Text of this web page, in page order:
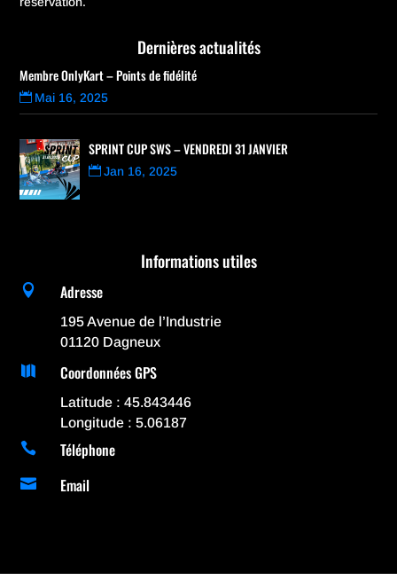
Dernières actualités
Membre OnlyKart – Points de fidélité
Mai 16, 2025
SPRINT CUP SWS – VENDREDI 31 JANVIER
Jan 16, 2025
Informations utiles
 Adresse
195 Avenue de l’Industrie
01120 Dagneux
 Coordonnées GPS
Latitude : 45.843446
Longitude : 5.06187
 Téléphone
 Email